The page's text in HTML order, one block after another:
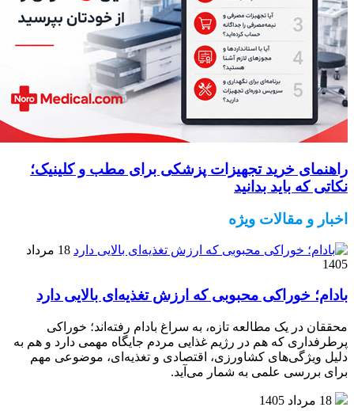
راهنمای خرید تجهیزات پزشکی برای مطب و کلینیک؛
نکاتی که باید بدانید
اخبار و مقالات ویژه
18 مرداد
1405
بادام؛ خوراکی محبوبی که ارزش تغذیه‌ای بالایی دارد
محققان در یک مطالعه تازه، به سراغ بادام رفته‌اند؛ خوراکی
پرطرفداری که هم در رژیم غذایی مردم جایگاه مهمی دارد و هم به
دلیل ویژگی‌های کشاورزی، اقتصادی و تغذیه‌ای، موضوعی مهم
برای بررسی علمی به شمار می‌آید.
18 مرداد 1405